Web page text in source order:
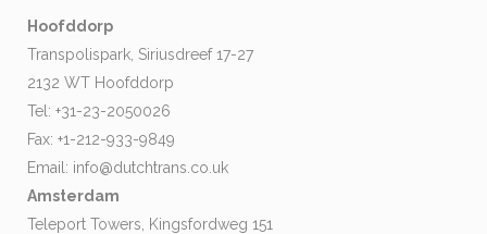
Hoofddorp
Transpolispark, Siriusdreef 17-27
2132 WT Hoofddorp
Tel: +31-23-2050026
Fax: +1-212-933-9849
Email: info@dutchtrans.co.uk
Amsterdam
Teleport Towers, Kingsfordweg 151